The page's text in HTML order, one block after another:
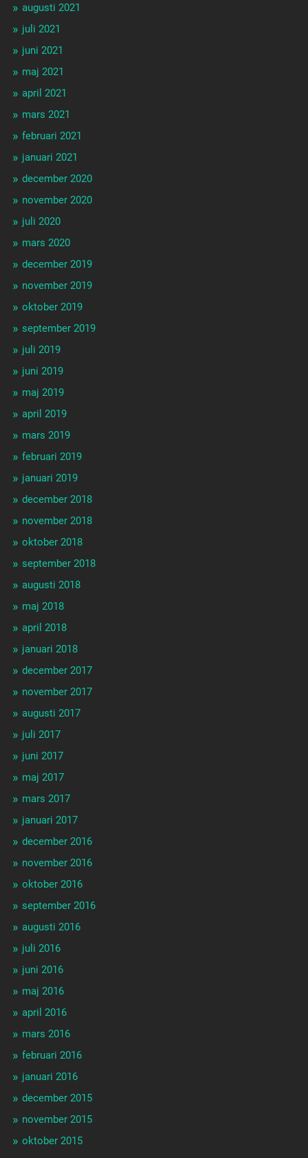
augusti 2021
juli 2021
juni 2021
maj 2021
april 2021
mars 2021
februari 2021
januari 2021
december 2020
november 2020
juli 2020
mars 2020
december 2019
november 2019
oktober 2019
september 2019
juli 2019
juni 2019
maj 2019
april 2019
mars 2019
februari 2019
januari 2019
december 2018
november 2018
oktober 2018
september 2018
augusti 2018
maj 2018
april 2018
januari 2018
december 2017
november 2017
augusti 2017
juli 2017
juni 2017
maj 2017
mars 2017
januari 2017
december 2016
november 2016
oktober 2016
september 2016
augusti 2016
juli 2016
juni 2016
maj 2016
april 2016
mars 2016
februari 2016
januari 2016
december 2015
november 2015
oktober 2015